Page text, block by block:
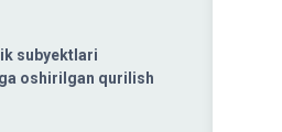
subyektlari
oshirilgan qurilish